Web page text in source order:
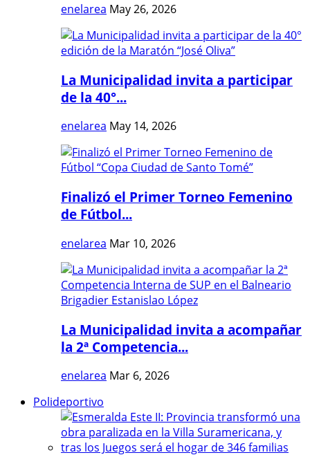
enelarea May 26, 2026
La Municipalidad invita a participar
de la 40°...
enelarea May 14, 2026
Finalizó el Primer Torneo Femenino
de Fútbol...
enelarea Mar 10, 2026
La Municipalidad invita a acompañar
la 2ª Competencia...
enelarea Mar 6, 2026
Polideportivo